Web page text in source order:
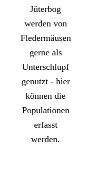
Jüterbog
werden von
Fledermäusen
gerne als
Unterschlupf
genutzt - hier
können die
Populationen
erfasst
werden.